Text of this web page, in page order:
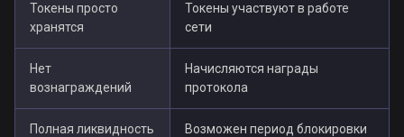
Токены просто
хранятся
Токены участвуют в работе
сети
Нет
вознаграждений
Начисляются награды
протокола
Полная ликвидность Возможен период блокировки